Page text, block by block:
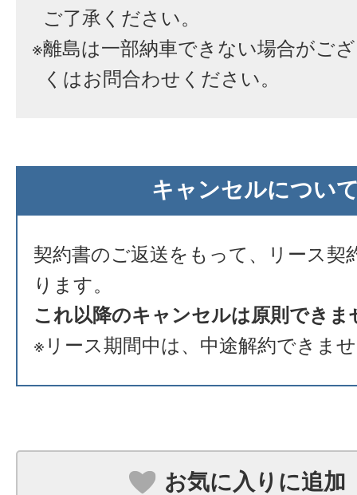
ご了承ください。
※離島は一部納車できない場合がご
くはお問合わせください。
キャンセルについ
契約書のご返送をもって、リース契
ります。
これ以降のキャンセルは原則できま
※リース期間中は、中途解約できま
お気に入りに追加